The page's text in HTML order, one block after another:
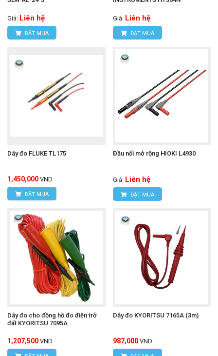
Giá: Liên hệ
ĐẶT MUA
Giá: Liên hệ
ĐẶT MUA
Dây đo FLUKE TL175
1,450,000 VND
ĐẶT MUA
Đầu nối mở rộng HIOKI L4930
Giá: Liên hệ
ĐẶT MUA
Dây đo cho đồng hồ đo điện trở
đất KYORITSU 7095A
1,207,500 VND
Dây đo KYORITSU 7165A (3m)
987,000 VND